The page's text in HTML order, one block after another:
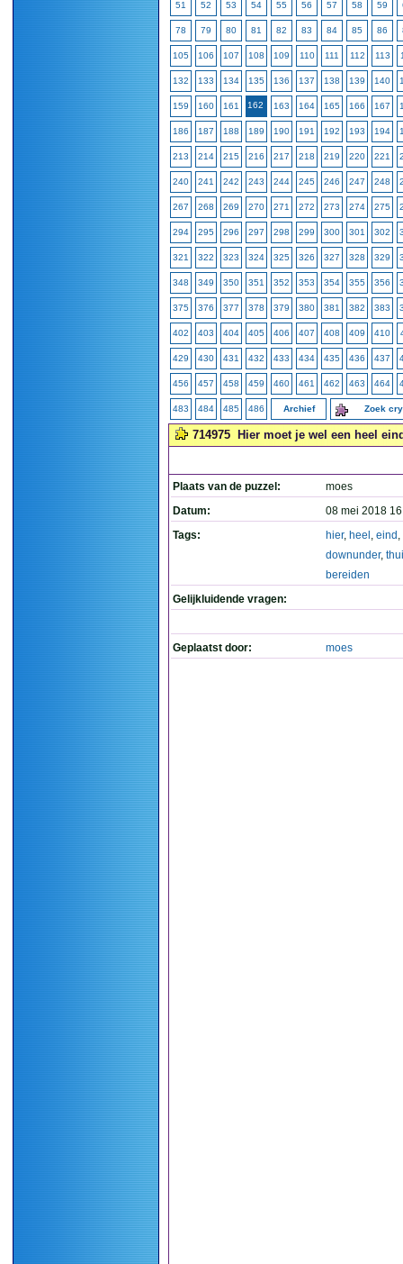
51 52 53 54 55 56 57 58 59
78 79 80 81 82 83 84 85 86
105 106 107 108 109 110 111 112 113
132 133 134 135 136 137 138 139 140
159 160 161 162 163 164 165 166 167
186 187 188 189 190 191 192 193 194
213 214 215 216 217 218 219 220 221
240 241 242 243 244 245 246 247 248
267 268 269 270 271 272 273 274 275
294 295 296 297 298 299 300 301 302
321 322 323 324 325 326 327 328 329
348 349 350 351 352 353 354 355 356
375 376 377 378 379 380 381 382 383
402 403 404 405 406 407 408 409 410
429 430 431 432 433 434 435 436 437
456 457 458 459 460 461 462 463 464
483 484 485 486 Archief Zoek
714975 Hier moet je wel een heel
Plaats van de puzzel:
moes
Datum:
08 mei 2018
Tags:
hier, heel , eind ,
downunder,
bereiden
Gelijkluidende vragen:
Geplaatst door: moes